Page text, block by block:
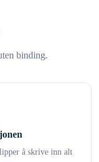
binding.
å skrive inn alt